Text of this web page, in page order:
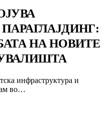
НА НОВИТЕ
инфраструктура и
во…